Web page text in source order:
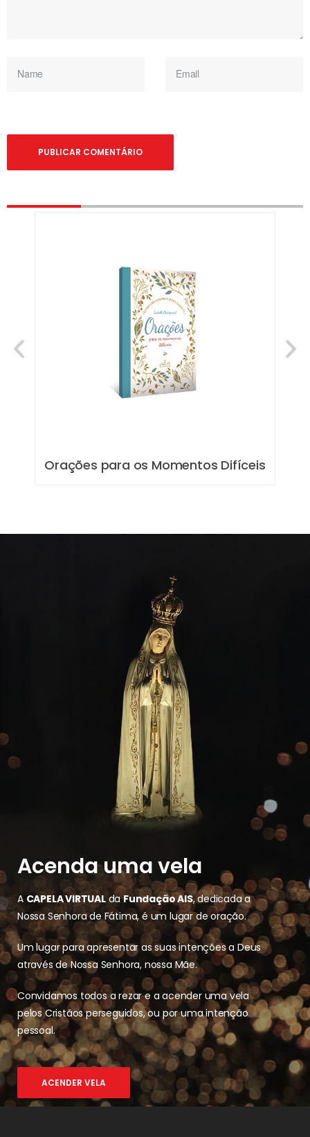
Orações para os Momentos Difíceis
Acenda uma vela
A CAPELA VIRTUALdaFundação AIS, dedicada a
Nossa Senhora de Fátima, é um lugar de oração.
Um lugar para apresentar as suas intenções a Deus
através de Nossa Senhora, nossa Mãe.
Convidamos todos a rezar e a acender uma vela
pelos Cristãos perseguidos, ou por uma intenção
pessoal.
ACENDER VELA